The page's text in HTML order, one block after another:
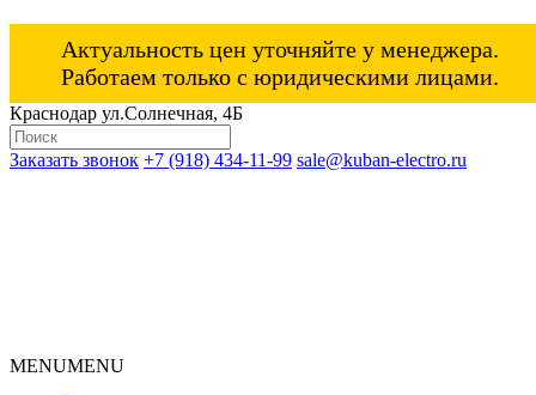
Актуальность цен уточняйте у менеджера.
Работаем только с юридическими лицами.
Краснодар ул.Солнечная, 4Б
Заказать звонок +7 (918) 434-11-99 sale@kuban-electro.ru
MENUMENU